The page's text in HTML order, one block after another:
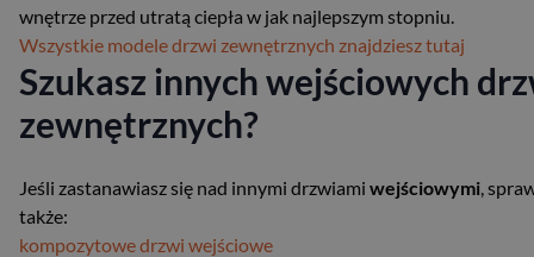
wnętrze przed utratą ciepła w jak najlepszym stopniu.
Wszystkie modele drzwi zewnętrznych znajdziesz tutaj
Szukasz innych wejściowych
zewnętrznych?
Jeśli zastanawiasz się nad innymi drzwiami wejściowymi ,
także:
kompozytowe drzwi wejściowe